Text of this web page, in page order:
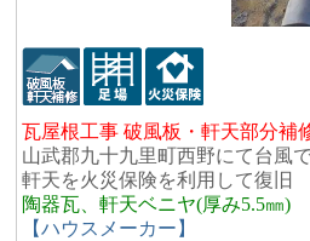
瓦屋根工事 破風板・軒天部分補
山武郡九十九里町西野にて台風
軒天を火災保険を利用して復旧
陶器瓦、軒天ベニヤ(厚み5.5㎜)
【ハウスメーカー】